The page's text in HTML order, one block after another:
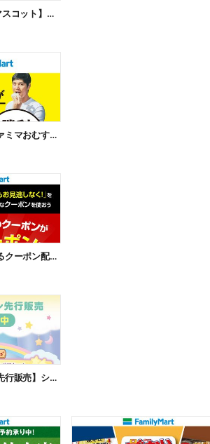
【サンリオ×メーカーマスコット】オリジナルグッズ貰える!
【おトク】大谷選手ファミマおむすび割
【おトク】お店で使えるクーポン配信中
【ファミマオンライン先行販売】シルバニアファミリー